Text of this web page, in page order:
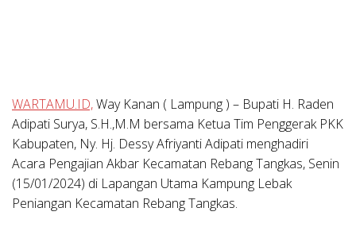
WARTAMU.ID,Way Kanan ( Lampung ) – Bupati H. Raden
Adipati Surya, S.H.,M.M bersama Ketua Tim Penggerak PKK
Kabupaten, Ny. Hj. Dessy Afriyanti Adipati menghadiri
Acara Pengajian Akbar Kecamatan Rebang Tangkas, Senin
(15/01/2024) di Lapangan Utama Kampung Lebak
Peniangan Kecamatan Rebang Tangkas.